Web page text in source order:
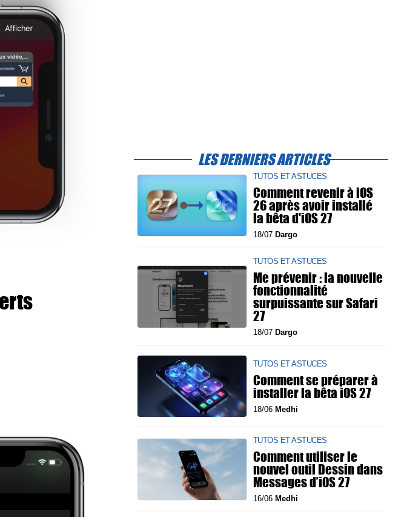
LES DERNIERS ARTICLES
TUTOS ET ASTUCES
Comment revenir à iOS
26 après avoir installé
la bêta d'iOS 27
18/07 Dargo
TUTOS ET ASTUCES
Me prévenir : la nouvelle
fonctionnalité
surpuissante sur Safari
27
18/07 Dargo
TUTOS ET ASTUCES
Comment se préparer à
installer la bêta iOS 27
18/06 Medhi
TUTOS ET ASTUCES
Comment utiliser le
nouvel outil Dessin dans
Messages d’iOS 27
16/06 Medhi